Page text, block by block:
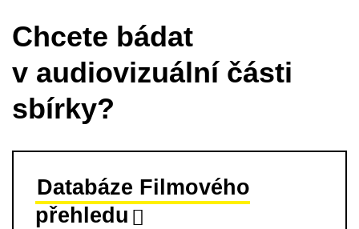
Chcete bádat
v audiovizuální části
sbírky?
Databáze Filmového
přehledu